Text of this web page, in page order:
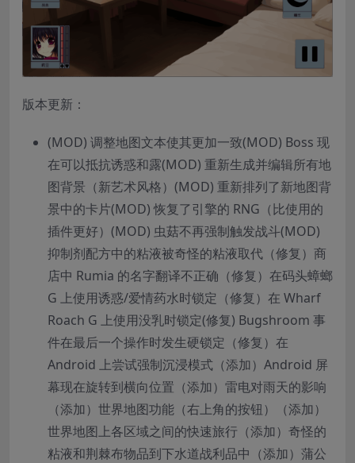
版本更新：
(MOD) 调整地图文本使其更加一致(MOD) Boss 现
在可以抵抗诱惑和露(MOD) 重新生成并编辑所有地
图背景（新艺术风格）(MOD) 重新排列了新地图背
景中的卡片(MOD) 恢复了引擎的 RNG（比使用的
插件更好）(MOD) 虫菇不再强制触发战斗(MOD)
抑制剂配方中的粘液被奇怪的粘液取代（修复）商
店中 Rumia 的名字翻译不正确（修复）在码头蟑螂
G 上使用诱惑/爱情药水时锁定（修复）在 Wharf
Roach G 上使用没乳时锁定(修复) Bugshroom 事
件在最后一个操作时发生硬锁定（修复）在
Android 上尝试强制沉浸模式（添加）Android 屏
幕现在旋转到横向位置（添加）雷电对雨天的影响
（添加）世界地图功能（右上角的按钮）（添加）
世界地图上各区域之间的快速旅行（添加）奇怪的
粘液和荆棘布物品到下水道战利品中（添加）蒲公